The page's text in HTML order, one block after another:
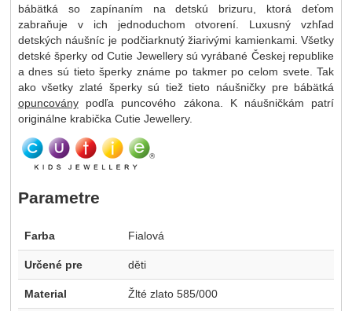
bábätká so zapínaním na detskú brizuru, ktorá deťom
zabraňuje v ich jednoduchom otvorení. Luxusný vzhľad
detských náušníc je podčiarknutý žiarivými kamienkami. Všetky
detské šperky od Cutie Jewellery sú vyrábané Českej republike
a dnes sú tieto šperky známe po takmer po celom svete. Tak
ako všetky zlaté šperky sú tiež tieto náušničky pre bábätká
opuncoványpodľa puncového zákona. K náušničkám patrí
originálne krabička Cutie Jewellery.
Parametre
Farba Fialová
Určené pre děti
Material Žlté zlato 585/000